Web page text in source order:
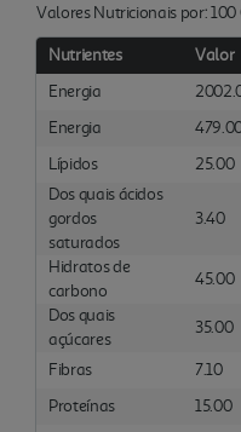
Valores Nutricionais por:
Nutrientes Valor
Energia
Energia
Lípidos
25.00
Dos quais ácidos
gordos
saturados
3.40
Hidratos de
carbono
45.00
Dos quais
açúcares
35.00
Fibras 7.10
Proteínas
15.00